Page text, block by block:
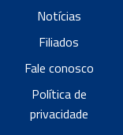
Notícias
Filiados
Fale conosco
Política de
privacidade